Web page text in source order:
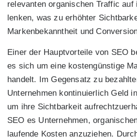
relevanten organischen Traffic
lenken, was zu erhöhter
Markenbekanntheit und
Einer der Hauptvorteile von SEO
es sich um eine kostengünstige
handelt. Im Gegensatz zu
Unternehmen kontinuierlich Geld
um ihre Sichtbarkeit
SEO es Unternehmen,
laufende Kosten anzuziehen.